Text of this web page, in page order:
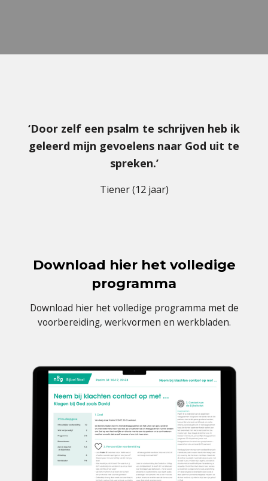
‘Door zelf een psalm te schrijven heb ik
geleerd mijn gevoelens naar God uit te
spreken.’
Tiener (12 jaar)
Download hier het volledige
programma
Download hier het volledige programma met de
voorbereiding, werkvormen en werkbladen.